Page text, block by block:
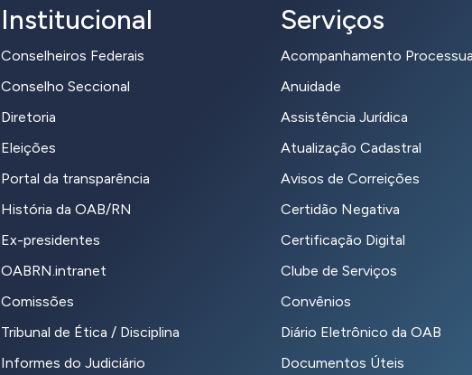
Institucional
Conselheiros Federais
Conselho Seccional
Diretoria
Eleições
Portal da transparência
História da OAB/RN
Ex-presidentes
OABRN.intranet
Comissões
Tribunal de Ética / Disciplina
Informes do Judiciário
Serviços
Acompanhamento
Anuidade
Assistência Jurídica
Atualização Cadastral
Avisos de Correições
Certidão Negativa
Certificação Digital
Clube de Serviços
Convênios
Diário Eletrônico da OAB
Documentos Úteis